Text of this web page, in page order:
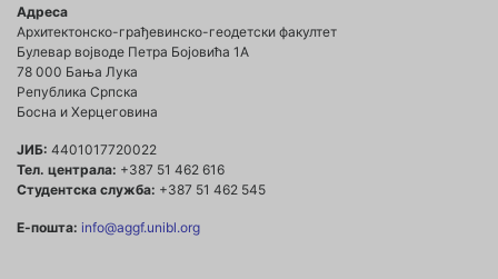
Адреса
Архитектонско-грађевинско-геодетски факултет
Булевар војводе Петра Бојовића 1A
78 000 Бања Лука
Република Српска
Босна и Херцеговина
ЈИБ: 4401017720022
Тел. централа: +387 51 462 616
Студентска служба: +387 51 462 545
Е-пошта: info@aggf.unibl.org